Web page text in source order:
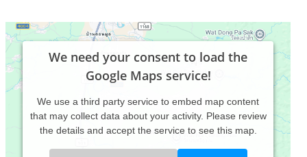
We need your consent to load the
Google Maps service!
We use a third party service to embed map content
that may collect data about your activity. Please review
the details and accept the service to see this map.